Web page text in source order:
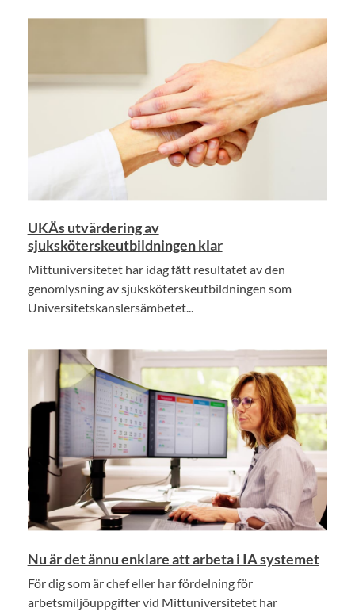
UKÄs utvärdering av
sjuksköterskeutbildningen klar
Mittuniversitetet har idag fått resultatet av den
genomlysning av sjuksköterskeutbildningen som
Universitetskanslersämbetet...
Nu är det ännu enklare att arbeta i IA systemet
För dig som är chef eller har fördelning för
arbetsmiljöuppgifter vid Mittuniversitetet har